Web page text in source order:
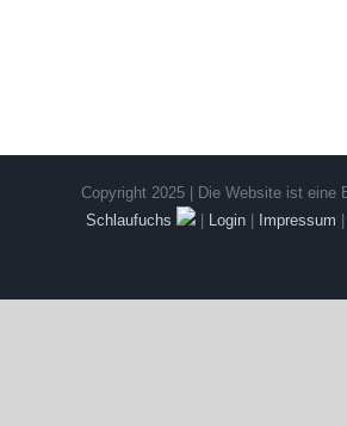
Copyright 2025 | Die Website ist eine
Schlaufuchs
Login Impressum